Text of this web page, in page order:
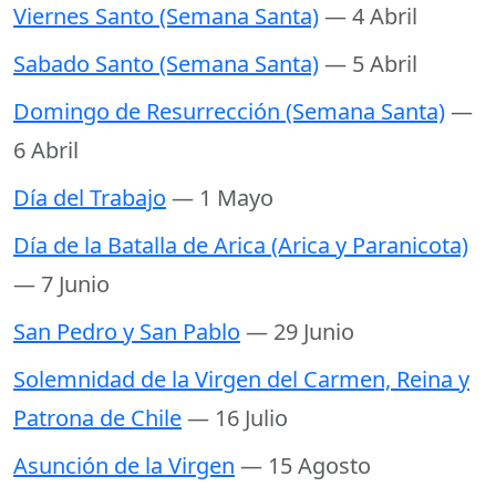
Viernes Santo (Semana Santa)— 4 Abril
Sabado Santo (Semana Santa)— 5 Abril
Domingo de Resurrección (Semana Santa)—
6 Abril
Día del Trabajo — 1 Mayo
Día de la Batalla de Arica (Arica y Paranicota)
— 7 Junio
San Pedro y San Pablo — 29 Junio
Solemnidad de la Virgen del Carmen, Reina y
Patrona de Chile— 16 Julio
Asunción de la Virgen — 15 Agosto